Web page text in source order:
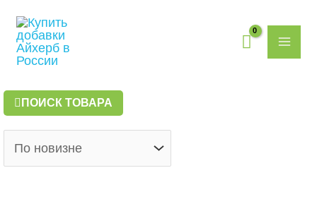
содержимому
ПОИСК ТОВАРА